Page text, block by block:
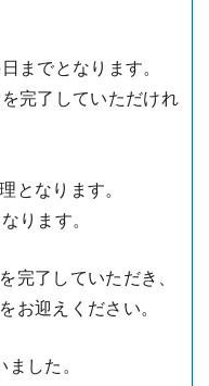
までとなります。
完了していただけれ
となります。
ります。
完了していただき、
お迎えください。
した。